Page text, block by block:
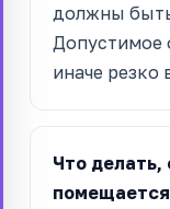
должны
Допустимое
иначе резко
Что делать,